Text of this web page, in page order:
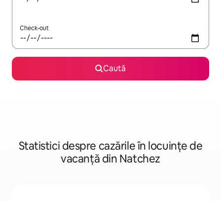
Check-out
Caută
Statistici despre cazările în locuințe de
vacanță din Natchez